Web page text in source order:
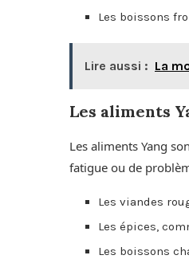
Les boissons
Lire aussi : La
Les aliments
Les aliments Yang
fatigue ou de
Les viandes
Les épices,
Les boissons